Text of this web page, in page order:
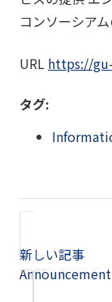
コンソーシア
URL https://
タグ:
新しい記事